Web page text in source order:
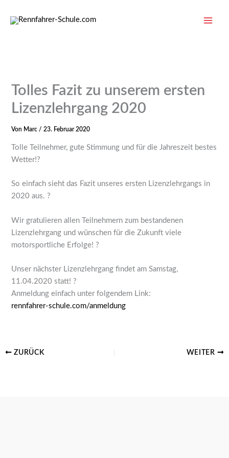
Inhalt
Tolles Fazit zu unserem ersten
Lizenzlehrgang 2020
Von Marc /23. Februar 2020
Tolle Teilnehmer, gute Stimmung und für die Jahreszeit bestes
Wetter!?
So einfach sieht das Fazit unseres ersten Lizenzlehrgangs in
2020 aus. ?
Wir gratulieren allen Teilnehmern zum bestandenen
Lizenzlehrgang und wünschen für die Zukunft viele
motorsportliche Erfolge! ?
Unser nächster Lizenzlehrgang findet am Samstag,
11.04.2020 statt! ?
Anmeldung einfach unter folgendem Link:
rennfahrer-schule.com/anmeldung
ZURÜCK WEITER